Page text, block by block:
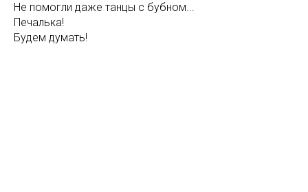
Не помогли даже танцы с бубном...
Печалька!
Будем думать!